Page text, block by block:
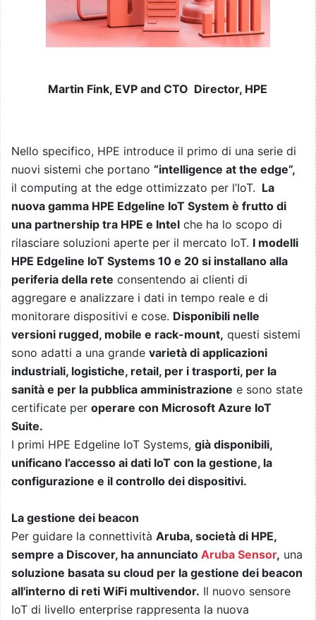
Martin Fink, EVP and CTO Director, HPE
Nello specifico, HPE introduce il primo di una serie di
nuovi sistemi che portano “intelligence at the edge”,
il computing at the edge ottimizzato per l’IoT. La
nuova gamma HPE Edgeline IoT System è frutto di
una partnership tra HPE e Intel che ha lo scopo di
rilasciare soluzioni aperte per il mercato IoT. I modelli
HPE Edgeline IoT Systems 10 e 20 si installano alla
periferia della rete consentendo ai clienti di
aggregare e analizzare i dati in tempo reale e di
monitorare dispositivi e cose. Disponibili nelle
versioni rugged, mobile e rack-mount, questi sistemi
sono adatti a una grande varietà di applicazioni
industriali, logistiche, retail, per i trasporti, per la
sanità e per la pubblica amministrazione e sono state
certificate per operare con Microsoft Azure IoT
Suite.
I primi HPE Edgeline IoT Systems, già disponibili,
unificano l’accesso ai dati IoT con la gestione, la
configurazione e il controllo dei dispositivi.
La gestione dei beacon
Per guidare la connettività Aruba, società di HPE,
sempre a Discover, ha annunciato Aruba Sensor, una
soluzione basata su cloud per la gestione dei beacon
all'interno di reti WiFi multivendor. Il nuovo sensore
IoT di livello enterprise rappresenta la nuova